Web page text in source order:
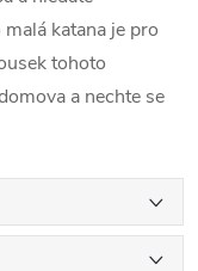
katana je pro
tohoto
a nechte se